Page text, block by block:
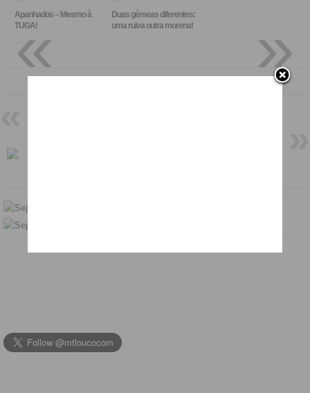
Apanhados – Mesmo à
TUGA!
Duas gémeas diferentes:
uma ruiva outra morena!
»
«